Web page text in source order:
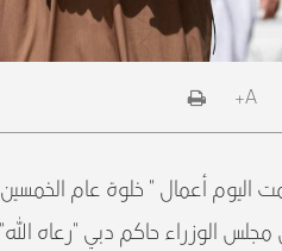
A+
اليوم أعمال " خلوة عام
مجلس الوزراء حاكم دبي "رعاه